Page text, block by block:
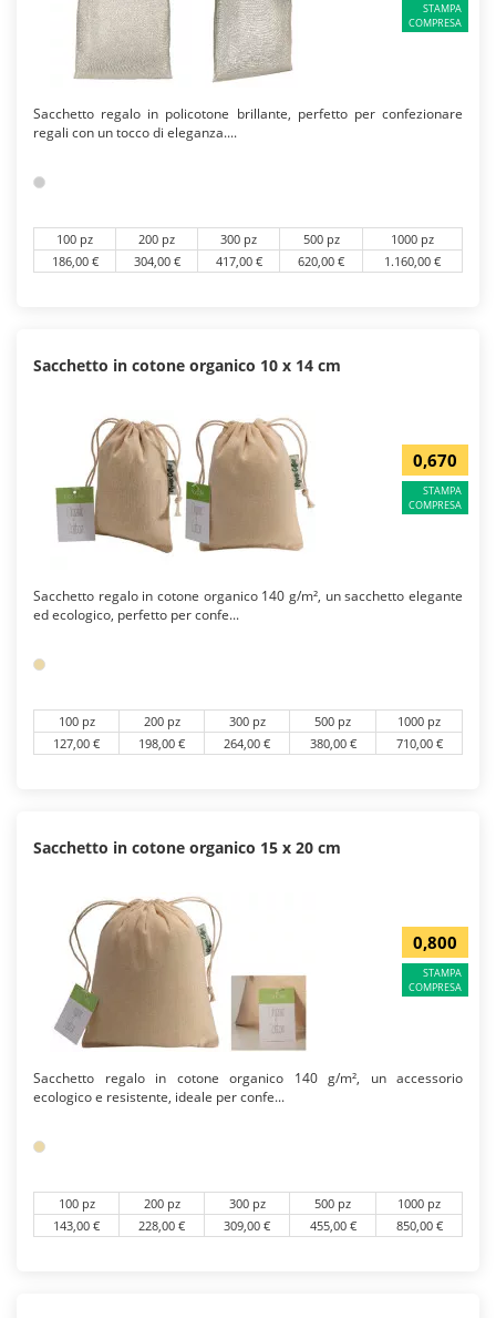
STAMPA
COMPRESA
Sacchetto regalo in policotone brillante, perfetto per confezionare
regali con un tocco di eleganza....
100 pz 200 pz 300 pz 500 pz
1000 pz
186,00 €
304,00 € 417,00 € 620,00 € 1.160,00 €
Sacchetto in cotone organico 10 x 14 cm
0,670
STAMPA
COMPRESA
Sacchetto regalo in cotone organico 140 g/m², un sacchetto elegante
ed ecologico, perfetto per confe...
100 pz 200 pz 300 pz 500 pz
1000 pz
127,00 €
198,00 € 264,00 € 380,00 € 710,00 €
Sacchetto in cotone organico 15 x 20 cm
0,800
STAMPA
COMPRESA
Sacchetto regalo in cotone organico 140 g/m², un accessorio
ecologico e resistente, ideale per confe...
100 pz 200 pz 300 pz 500 pz
1000 pz
143,00 €
228,00 € 309,00 € 455,00 € 850,00 €